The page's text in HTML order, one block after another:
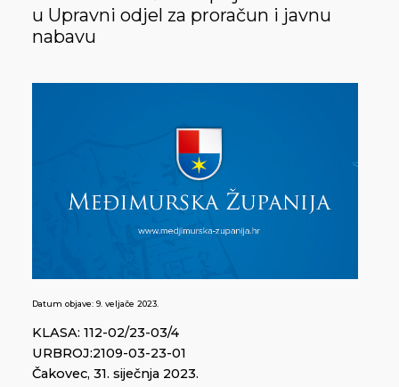
u Upravni odjel za proračun i javnu
nabavu
Datum objave: 9. veljače 2023.
KLASA: 112-02/23-03/4
URBROJ:2109-03-23-01
Čakovec, 31. siječnja 2023.